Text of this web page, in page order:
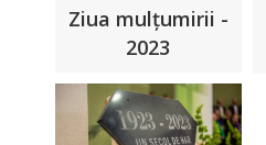
Ziua mulțumirii -
2023